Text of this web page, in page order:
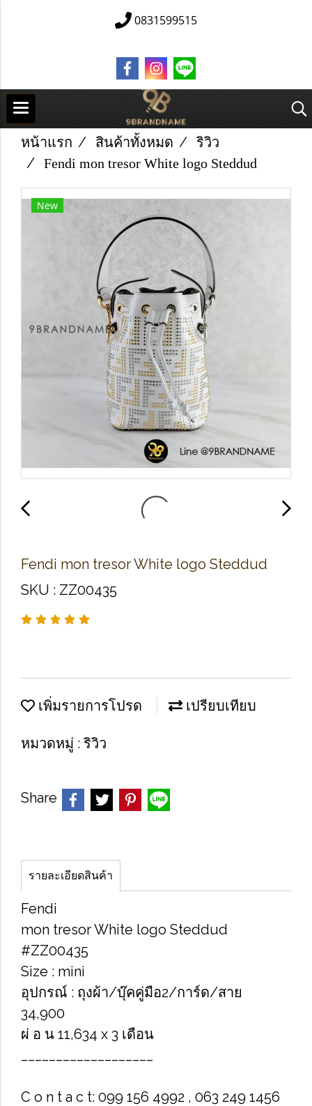
0831599515
หน้าแรก สินค้าทั้งหมด
ริวิว
Fendi mon tresor White logo Steddud
New
Fendi mon tresor White logo Steddud
SKU : ZZ00435
เพิ่มรายการโปรด เปรียบเทียบ
หมวดหมู่ : ริวิว
Share
รายละเอียดสินค้า
Fendi
mon tresor White logo Steddud
#ZZ00435
Size : mini
อุปกรณ์ : ถุงผ้า/บุ๊คคู่มือ2/การ์ด/สาย
34,900
ผ่ อ น 11,634 x 3 เดือน
C o n t a c t: 099 156 4992 , 063 249 1456